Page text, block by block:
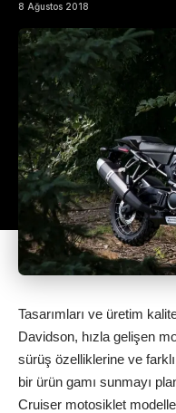
8 Ağustos 2018
Tasarımları ve üretim
Davidson, hızla gelişen
sürüş özelliklerine ve
bir ürün gamı sunmayı
Cruiser motosiklet